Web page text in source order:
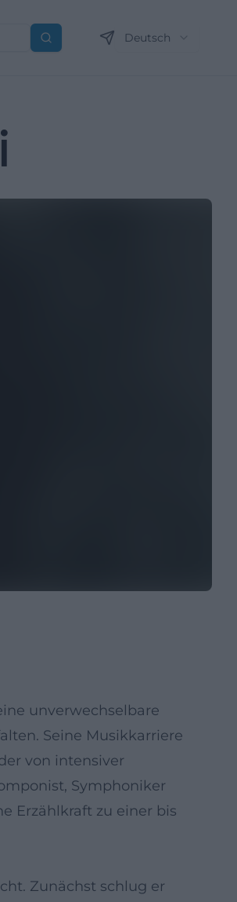
Suchen Deutsch
unverwechselbare
Seine Musikkarriere
von intensiver
Symphoniker
Erzählkraft zu einer bis
Zunächst schlug er